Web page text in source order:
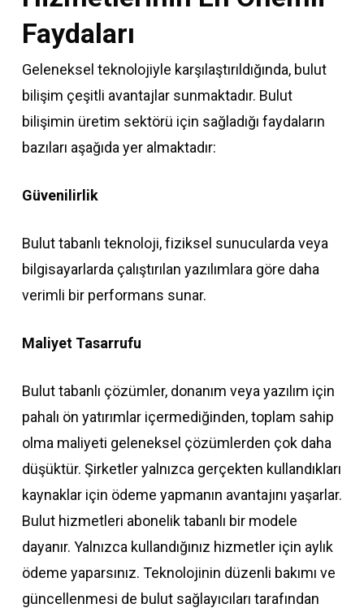
Faydaları
Geleneksel teknolojiyle karşılaştırıldığında, bulut
bilişim çeşitli avantajlar sunmaktadır. Bulut
bilişimin üretim sektörü için sağladığı faydaların
bazıları aşağıda yer almaktadır:
Güvenilirlik
Bulut tabanlı teknoloji, fiziksel sunucularda veya
bilgisayarlarda çalıştırılan yazılımlara göre daha
verimli bir performans sunar.
Maliyet Tasarrufu
Bulut tabanlı çözümler, donanım veya yazılım için
pahalı ön yatırımlar içermediğinden, toplam sahip
olma maliyeti geleneksel çözümlerden çok daha
düşüktür. Şirketler yalnızca gerçekten kullandıkları
kaynaklar için ödeme yapmanın avantajını yaşarlar.
Bulut hizmetleri abonelik tabanlı bir modele
dayanır. Yalnızca kullandığınız hizmetler için aylık
ödeme yaparsınız. Teknolojinin düzenli bakımı ve
güncellenmesi de bulut sağlayıcıları tarafından